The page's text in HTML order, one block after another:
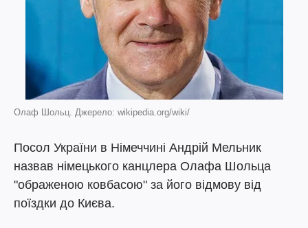
Олаф Шольц. Джерело: wikipedia.org/wiki/
Посол України в Німеччині Андрій Мельник
назвав німецького канцлера Олафа Шольца
"ображеною ковбасою" за його відмову від
поїздки до Києва.